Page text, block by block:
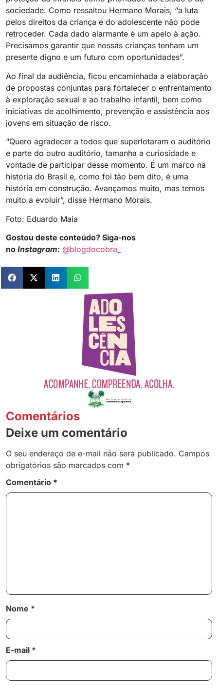
sociedade. Como ressaltou Hermano Morais, “a luta
pelos direitos da criança e do adolescente não pode
retroceder. Cada dado alarmante é um apelo à ação.
Precisamos garantir que nossas crianças tenham um
presente digno e um futuro com oportunidades”.
Ao final da audiência, ficou encaminhada a elaboração
de propostas conjuntas para fortalecer o enfrentamento
à exploração sexual e ao trabalho infantil, bem como
iniciativas de acolhimento, prevenção e assistência aos
jovens em situação de risco.
“Quero agradecer a todos que superlotaram o auditório
e parte do outro auditório, tamanha a curiosidade e
vontade de participar desse momento. É um marco na
história do Brasil e, como foi tão bem dito, é uma
história em construção. Avançamos muito, mas temos
muito a evoluir”, disse Hermano Morais.
Foto: Eduardo Maia
Gostou deste conteúdo? Siga-nos
no Instagram: @blogdocobra_
Comentários
Deixe um comentário
O seu endereço de e-mail não será publicado. Campos
obrigatórios são marcados com *
Comentário *
Nome *
E-mail *